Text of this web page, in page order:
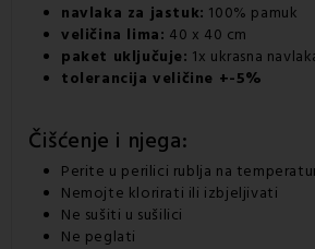
navlaka za jastuk: 100% pamuk
veličina lima: 40 x 40 cm
paket uključuje: 1x ukrasna
tolerancija veličine +-5%
Čišćenje i njega:
Perite u perilici rublja na
Nemojte klorirati ili izbjeljivati
Ne sušiti u sušilici
Ne peglati